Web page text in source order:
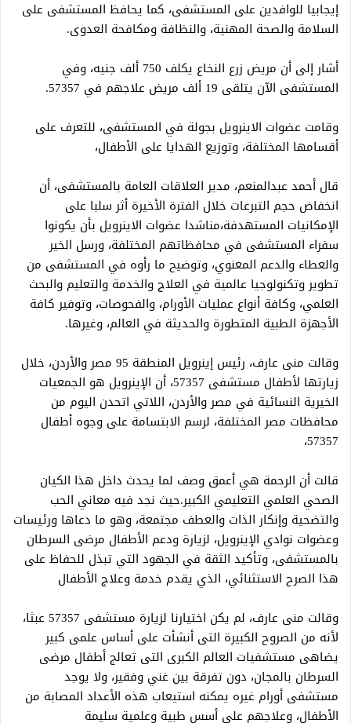
إيجابيا للوافدين على المستشفى، كما يحافظ المستشفى على
السلامة والصحة المهنية، والنظافة ومكافحة العدوى.
أشار إلى أن مريض زرع النخاع يكلف 750 ألف جنيه، وفي
المستشفى الآن يتلقى 19 ألف مريض علاجهم في 57357.
وقامت عضوات الاينرويل بجولة في المستشفى، للتعرف على
أقسامها المختلفة، وتوزيع الهدايا على الأطفال،
قال أحمد عبدالمنعم، مدير العلاقات العامة بالمستشفى، أن
انخفاض حجم التبرعات خلال الفترة الأخيرة أثر سلبا على
الإمكانيات المستهدفة،مناشدا عضوات الاينرويل بأن يكونوا
سفراء المستشفى في محافظاتهم المختلفة، ورسل الخير
والعطاء والدعم المعنوي، وتوضيح ما رأوه في المستشفى من
تطوير وتكنولوجيا عالمية في العلاج والخدمة والتعليم والبحث
العلمي، وكافة أنواع عمليات الأورام، والفحوصات، وتوفير كافة
الأجهزة الطبية المتطورة والحديثة في العالم، وغيرها.
وقالت منى عارف، رئيس إينرويل المنطقة 95 مصر والأردن، خلال
زيارتها لأطفال مستشفى 57357، أن الإينرويل هو الجمعيات
الخيرية النسائية في مصر والأردن، اللاتي اتحدن اليوم من
محافظات مصر المختلفة، لرسم الابتسامة على وجوه أطفال
57357،
قالت أن الرحمة هي أعمق وصف لما يحدث داخل هذا الكيان
الصحي العلمي التعليمي الكبير.حيث نجد فيه معاني الحب
والتضحية وإنكار الذات والعطف مجتمعة، وهو ما دعاها ورئيسات
وعضوات نوادي الإينرويل، لزيارة ودعم الأطفال مرضى السرطان
بالمستشفى، وتأكيد الثقة في الجهود التي تبذل للحفاظ على
هذا الصرح الاستثنائي، الذي يقدم خدمة وعلاج الأطفال
وقالت منى عارف، لم يكن اختيارنا لزيارة مستشفى 57357 عبثا،
لأنه من الصروح الكبيرة التى أنشأت على أساس علمى كبير
يضاهى مستشفيات العالم الكبرى التى تعالج أطفال مرضى
السرطان بالمجان، دون تفرقة بين غني وفقير، ولا يوجد
مستشفى أورام غيره يمكنه استيعاب هذه الأعداد المصابة من
الأطفال، وعلاجهم على أسس طبية وعلمية سليمة